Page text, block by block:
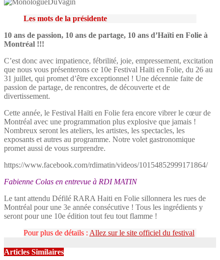
Les mots de la présidente
10 ans de passion, 10 ans de partage, 10 ans d’Haïti en Folie à
Montréal !!!
C’est donc avec impatience, fébrilité, joie, empressement, excitation
que nous vous présenterons ce 10e Festival Haïti en Folie, du 26 au
31 juillet, qui promet d’être exceptionnel ! Une décennie faite de
passion de partage, de rencontres, de découverte et de
divertissement.
Cette année, le Festival Haïti en Folie fera encore vibrer le cœur de
Montréal avec une programmation plus explosive que jamais !
Nombreux seront les ateliers, les artistes, les spectacles, les
exposants et autres au programme. Notre volet gastronomique
promet aussi de vous surprendre.
https://www.facebook.com/rdimatin/videos/10154852999171864/
Fabienne Colas en entrevue à RDI MATIN
Le tant attendu Défilé RARA Haiti en Folie sillonnera les rues de
Montréal pour une 3e année consécutive ! Tous les ingrédients y
seront pour une 10e édition tout feu tout flamme !
Pour plus de détails : Allez sur le site officiel du festival
Articles Similaires